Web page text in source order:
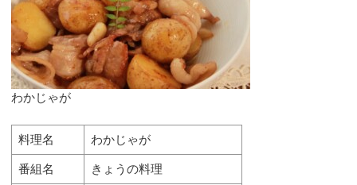
わかじゃが
料理名 わかじゃが
番組名 きょうの料理